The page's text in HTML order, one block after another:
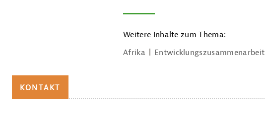
Weitere Inhalte zum Thema:
Afrika
Entwicklungszusammenarbeit
KONTAKT